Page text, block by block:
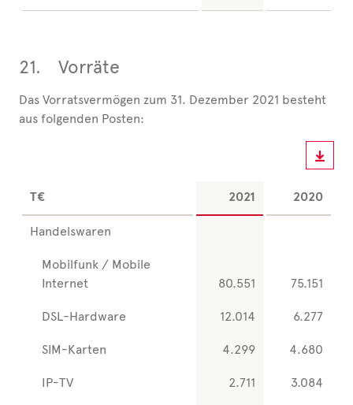
21. Vorräte
Das Vorratsvermögen zum 31. Dezember 2021 besteht
aus folgenden Posten:
T€ 2021 2020
Handelswaren
Mobilfunk / Mobile
Internet
80.551 75.151
DSL-Hardware 12.014 6.277
SIM-Karten 4.299 4.680
IP-TV 2.711 3.084